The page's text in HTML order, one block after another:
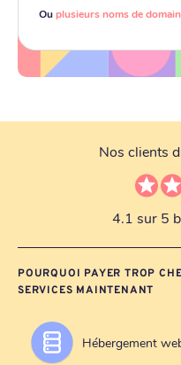
Ouplusieurs noms de
Nos clients
4.1 sur 5
POURQUOI PAYER TROP
SERVICES MAINTENANT
Hébergement